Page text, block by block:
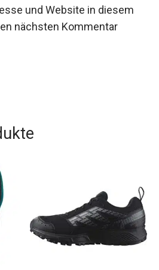
und Website in diesem
nächsten Kommentar